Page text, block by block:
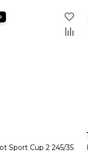
Sport Cup 2 245/35